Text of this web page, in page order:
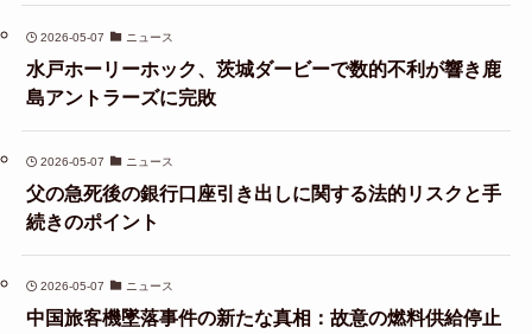
2026-05-07 ニュース
水戸ホーリーホック、茨城ダービーで数的不利が響き鹿
島アントラーズに完敗
2026-05-07 ニュース
父の急死後の銀行口座引き出しに関する法的リスクと手
続きのポイント
2026-05-07 ニュース
中国旅客機墜落事件の新たな真相：故意の燃料供給停止